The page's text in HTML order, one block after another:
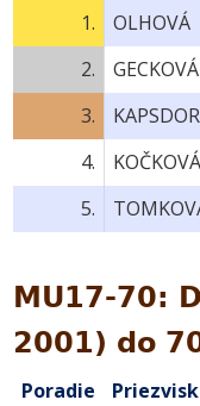
1.
OLHOVÁ
2.
GECKOVÁ
3.
4.
KOČKOVÁ
5.
MU17-70:
2001) do
Poradie